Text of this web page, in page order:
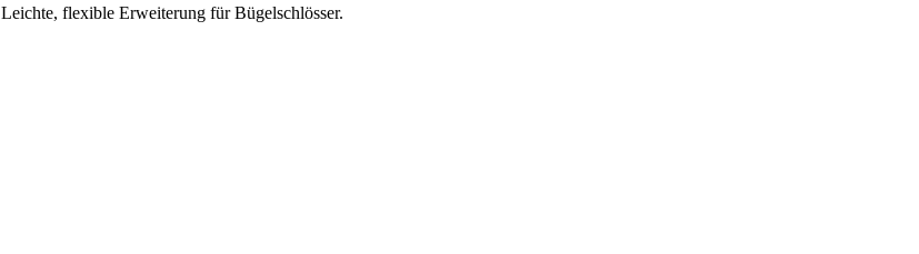
Leichte, flexible Erweiterung für Bügelschlösser.